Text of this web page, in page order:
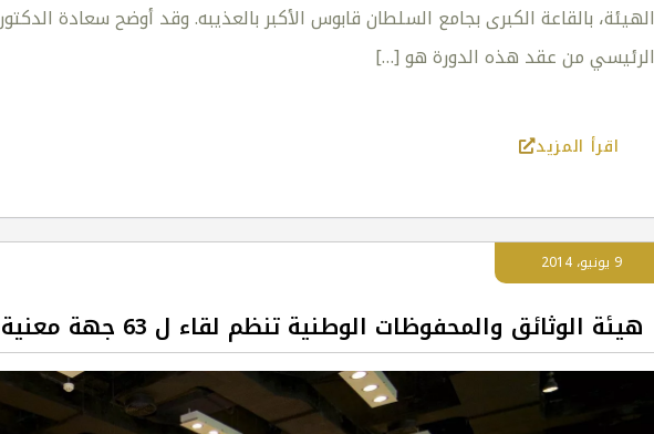
الهيئة، بالقاعة الكبرى بجامع السلطان قابوس الأكبر بالعذيبه. وقد أوضح سعادة
الرئيسي من عقد هذه الدورة هو[…]
اقرأ المزيد
9 يونيو، 2014
هيئة الوثائق والمحفوظات الوطنية تنظم لقاء ل 63 جهة معنية